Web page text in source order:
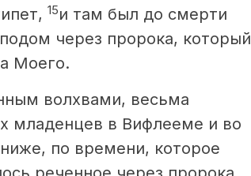
15и там был до смерти
через пророка, который
Моего.
волхвами, весьма
младенцев в Вифлееме и во
по времени, которое